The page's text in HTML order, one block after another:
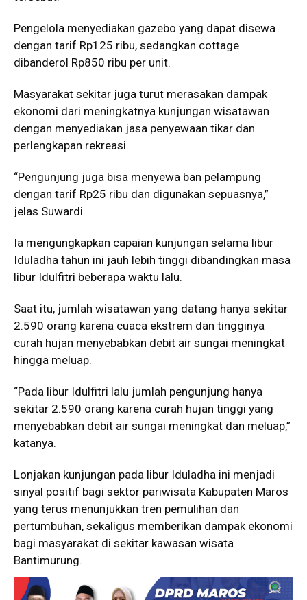
Pengelola menyediakan gazebo yang dapat disewa
dengan tarif Rp125 ribu, sedangkan cottage
dibanderol Rp850 ribu per unit.
Masyarakat sekitar juga turut merasakan dampak
ekonomi dari meningkatnya kunjungan wisatawan
dengan menyediakan jasa penyewaan tikar dan
perlengkapan rekreasi.
“Pengunjung juga bisa menyewa ban pelampung
dengan tarif Rp25 ribu dan digunakan sepuasnya,”
jelas Suwardi.
Ia mengungkapkan capaian kunjungan selama libur
Iduladha tahun ini jauh lebih tinggi dibandingkan masa
libur Idulfitri beberapa waktu lalu.
Saat itu, jumlah wisatawan yang datang hanya sekitar
2.590 orang karena cuaca ekstrem dan tingginya
curah hujan menyebabkan debit air sungai meningkat
hingga meluap.
“Pada libur Idulfitri lalu jumlah pengunjung hanya
sekitar 2.590 orang karena curah hujan tinggi yang
menyebabkan debit air sungai meningkat dan meluap,”
katanya.
Lonjakan kunjungan pada libur Iduladha ini menjadi
sinyal positif bagi sektor pariwisata Kabupaten Maros
yang terus menunjukkan tren pemulihan dan
pertumbuhan, sekaligus memberikan dampak ekonomi
bagi masyarakat di sekitar kawasan wisata
Bantimurung.